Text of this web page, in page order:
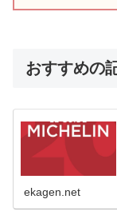
おすすめの
ekagen.net